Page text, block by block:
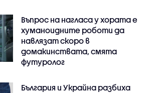
Въпрос на нагласа у хората е
хуманоидните роботи да
навлязат скоро в
домакинствата, смята
футуролог
България и Украйна разбиха